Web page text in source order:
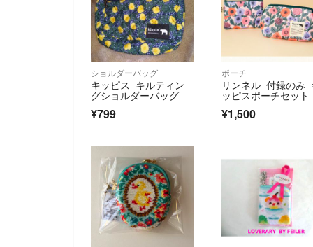
ショルダーバッグ
キッピス キルティン
グショルダーバッグ
¥799
ポーチ
リンネル 付録のみ
ッピスポーチセット
¥1,500